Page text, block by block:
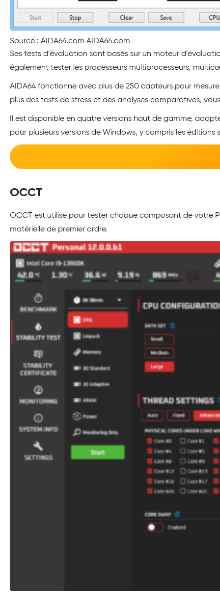
Source : AIDA64.com AIDA64.com
Ses tests d’évaluation sont basés sur un moteur
également tester les processeurs multiprocesseurs,
AIDA64 fonctionne avec plus de 250 capteurs pour
plus des tests de stress et des analyses comparatives,
Il est disponible en quatre versions haut de gamme,
pour plusieurs versions de Windows, y compris les éditions
OCCT
OCCT est utilisé pour tester chaque composant de votre
matérielle de premier ordre.